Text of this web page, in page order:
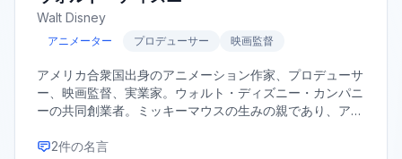
Walt Disney
アニメーター プロデューサー 映画監督
アメリカ合衆国出身のアニメーション作家、プロデューサ
ー、映画監督、実業家。ウォルト・ディズニー・カンパニ
ーの共同創業者。ミッキーマウスの生みの親であり、アニ
創設者としても知られる。
2件の名言